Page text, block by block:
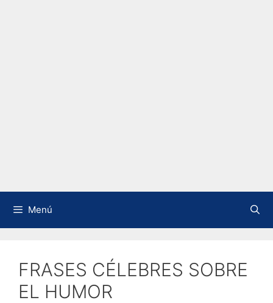
Menú
FRASES CÉLEBRES SOBRE
EL HUMOR